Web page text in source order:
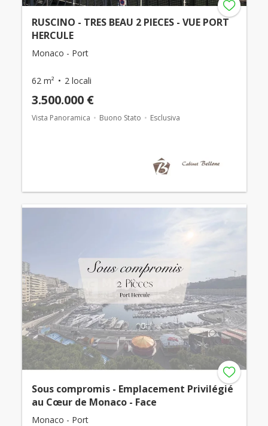
RUSCINO - TRES BEAU 2 PIECES - VUE PORT
HERCULE
Monaco - Port
62 m² 2 locali
3.500.000 €
Vista Panoramica Buono Stato Esclusiva
Sous compromis - Emplacement Privilégié
au Cœur de Monaco - Face
Monaco - Port